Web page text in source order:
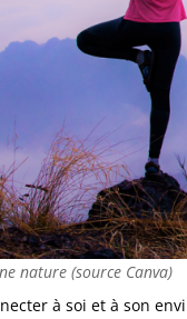
nature (source Canva)
à soi et à son